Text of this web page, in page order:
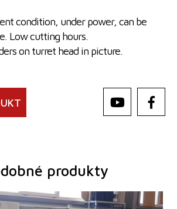
condition, under power, can be
Low cutting hours.
on turret head in picture.
produkty
2005